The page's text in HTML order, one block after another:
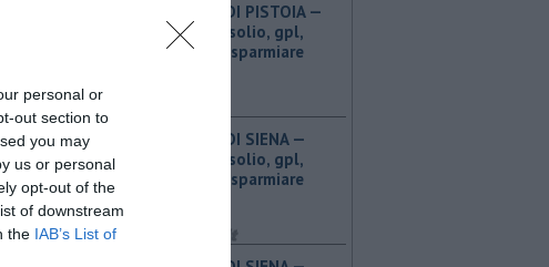
personal or
out section to
you may
us or personal
opt-out of the
of downstream
the IAB’s List of
PROVINCIA DI PISTOIA — ​
Benzina, gasolio, gpl,
ecco dove risparmiare
PROVINCIA DI SIENA — ​
Benzina, gasolio, gpl,
ecco dove risparmiare